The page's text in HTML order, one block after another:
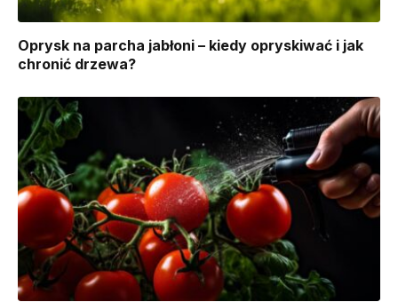
Oprysk na parcha jabłoni – kiedy opryskiwać i jak
chronić drzewa?